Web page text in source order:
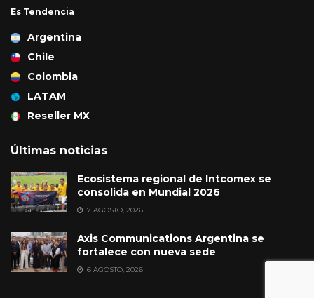
Es Tendencia
Argentina
Chile
Colombia
LATAM
Reseller MX
Últimas noticias
Ecosistema regional de Intcomex se
consolida en Mundial 2026
7 AGOSTO, 2026
Axis Communications Argentina se
fortalece con nueva sede
6 AGOSTO, 2026